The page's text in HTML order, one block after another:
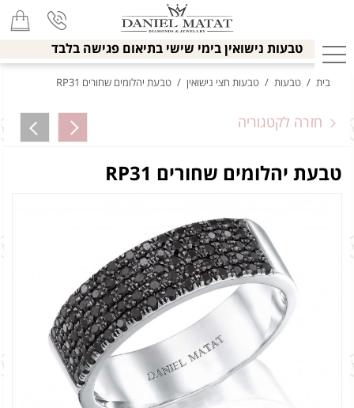
טבעות נישואין בימי שישי בתיאום פגישה בלבד
בית / טבעות / טבעות חצי נישואין / טבעת יהלומים שחורים RP31
חזרה לקטגוריה
טבעת יהלומים שחורים RP31